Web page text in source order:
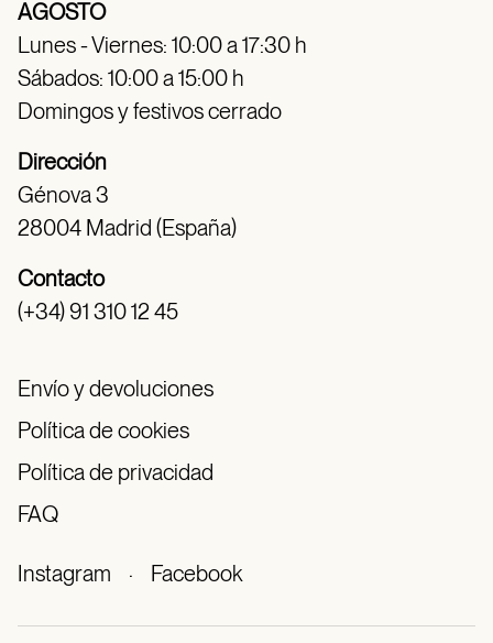
AGOSTO
Lunes - Viernes: 10:00 a 17:30 h
Sábados: 10:00 a 15:00 h
Domingos y festivos cerrado
Dirección
Génova 3
28004 Madrid (España)
Contacto
(+34) 91 310 12 45
Envío y devoluciones
Política de cookies
Política de privacidad
FAQ
Instagram · Facebook